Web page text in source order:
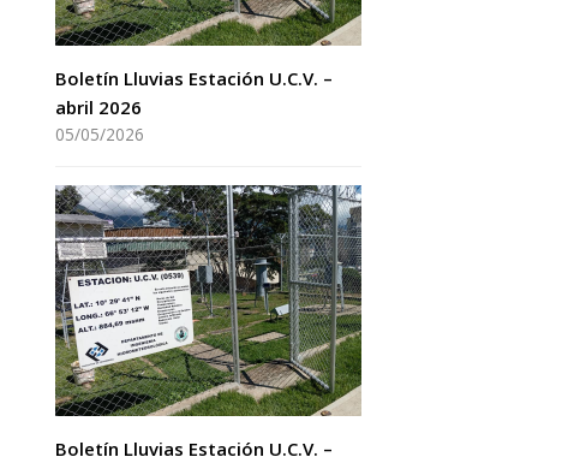
Boletín Lluvias Estación U.C.V. –
abril 2026
05/05/2026
Boletín Lluvias Estación U.C.V. –